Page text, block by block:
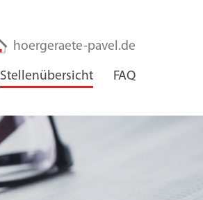
hoergeraete-pavel.de
Stellenübersicht FAQ